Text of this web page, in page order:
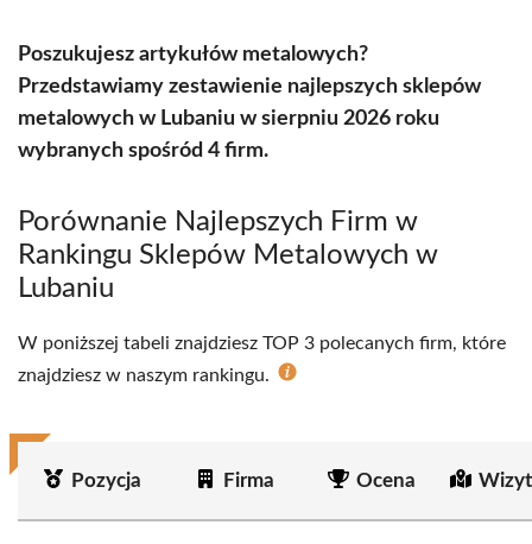
Poszukujesz artykułów metalowych?
Przedstawiamy zestawienie najlepszych sklepów
metalowych w Lubaniu w sierpniu 2026 roku
wybranych spośród 4 firm.
Porównanie Najlepszych Firm w
Rankingu Sklepów Metalowych w
Lubaniu
W poniższej tabeli znajdziesz TOP 3 polecanych firm, które
znajdziesz w naszym rankingu.
Pozycja Firma Ocena